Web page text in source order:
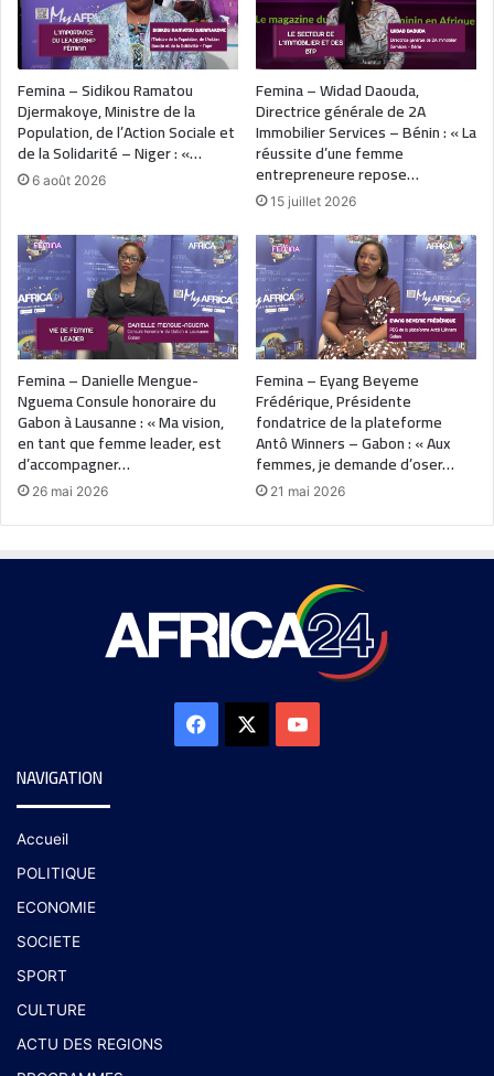
Femina – Sidikou Ramatou
Djermakoye, Ministre de la
Population, de l’Action Sociale et
de la Solidarité – Niger : «…
6 août 2026
Femina – Widad Daouda,
Directrice générale de 2A
Immobilier Services – Bénin : « La
réussite d’une femme
entrepreneure repose…
15 juillet 2026
Femina – Danielle Mengue-
Nguema Consule honoraire du
Gabon à Lausanne : « Ma vision,
en tant que femme leader, est
d’accompagner…
26 mai 2026
Femina – Eyang Beyeme
Frédérique, Présidente
fondatrice de la plateforme
Antô Winners – Gabon : « Aux
femmes, je demande d’oser…
21 mai 2026
NAVIGATION
Accueil
POLITIQUE
ECONOMIE
SOCIETE
SPORT
CULTURE
ACTU DES REGIONS